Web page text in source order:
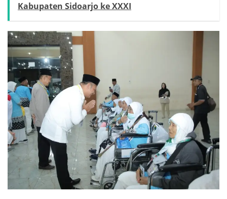
Kabupaten Sidoarjo ke XXXI